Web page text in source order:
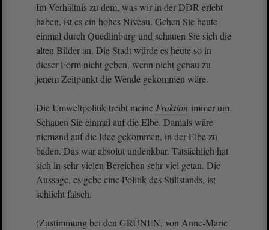
Im Verhältnis zu dem, was wir in der DDR erlebt
haben, ist es ein hohes Niveau. Gehen Sie heute
einmal durch Quedlinburg und schauen Sie sich die
alten Bilder an. Die Stadt würde es heute so in
dieser Form nicht geben, wenn nicht genau zu
jenem Zeitpunkt die Wende gekommen wäre.
Die Umweltpolitik treibt meine Fraktion immer um.
Schauen Sie einmal auf die Elbe. Damals wäre
niemand auf die Idee gekommen, in der Elbe zu
baden. Das war absolut undenkbar. Tatsächlich hat
sich in sehr vielen Bereichen sehr viel getan. Die
Aussage, es gebe eine Politik des Stillstands, ist
schlicht falsch.
(Zustimmung bei den GRÜNEN, von Anne-Marie